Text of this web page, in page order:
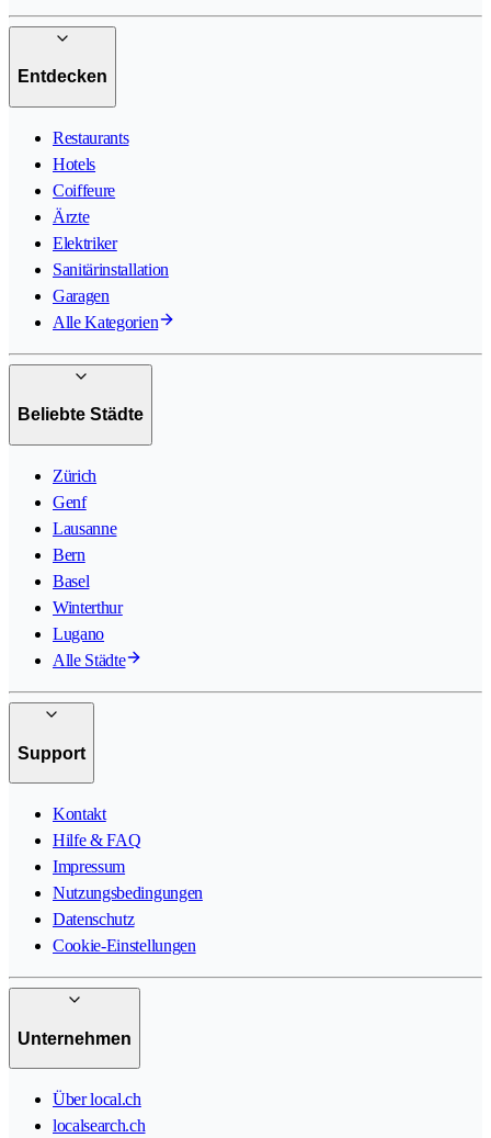
Entdecken
Restaurants
Hotels
Coiffeure
Ärzte
Elektriker
Sanitärinstallation
Garagen
Alle Kategorien
Beliebte Städte
Zürich
Genf
Lausanne
Bern
Basel
Winterthur
Lugano
Alle Städte
Support
Kontakt
Hilfe & FAQ
Impressum
Nutzungsbedingungen
Datenschutz
Cookie-Einstellungen
Unternehmen
Über local.ch
localsearch.ch